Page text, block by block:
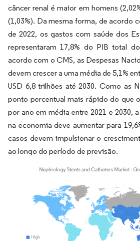
câncer renal é maior em homens
(1,03%). Da mesma forma, de acordo
de 2022, os gastos com saúde dos
representaram 17,8% do PIB total
acordo com o CMS, as Despesas
devem crescer a uma média de 5,1%
USD 6,8 trilhões até 2030. Como as
ponto percentual mais rápido do que
por ano em média entre 2021 e 2030,
na economia deve aumentar para
casos devem impulsionar o
ao longo do período de previsão.